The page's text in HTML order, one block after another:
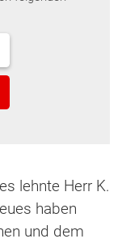
lehnte Herr K.
haben
und dem